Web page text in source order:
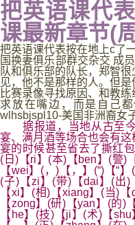
把英语课代
课最新章节(
把英语课代表按在地上c了
国换妻俱乐部群交杂交
队和俱乐部的队长，郑智
见，他不是那样的人。但
比赛录像寻找原因、和教
求放在嘴边，而是自己
wlhsbjspl10-美国非洲裔女
据报道，当地从古至今
宴、满月酒等场合也会有
宴的时候甚至省去了撕
(日)【ri】(本)【ben】(警)
【wei】(，)【，】(“)【“
(子)【zi】(带)【dai】(出
【xi】(相)【xiang】(当)
【zong】(研)【yan】(的)
【he】(技)【ji】(术)【